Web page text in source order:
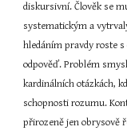
diskursivní. Člověk se
systematickým a
hledáním pravdy roste
odpověď. Problém
kardinálních otázkách,
schopnosti rozumu.
přirozeně jen obrysově